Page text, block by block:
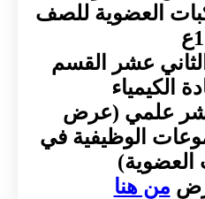
العضوية للصف
عشر القسم
الكيمياء
علمي (عرض
الوظيفية في
العضوية)
من هنا